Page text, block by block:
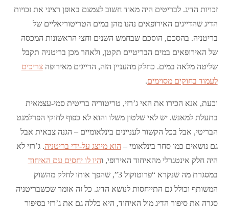
זכויות הדיג. לבריטים היה מאוד חשוב לצמצם באופן רציני את זכויות
הדיג שהדייגים האירופאים נהנו מהן במים הטריטוריאליים של
בריטניה. בהסכם, הוסכם שבחמש השנים וחצי הראשונות המכסה
של האירופאים במים הבריטיים תקטן, ולאחר מכן בריטניה תקבל
שליטה מלאה במים. כחלק מהעניין הזה, הדייגים מאירופהצריכים
לעמוד בחוקים מסוימים.
וכעת, אנא הכירו את האי ג’רזי, טריטוריה בריטית סמי-עצמאית
בתעלת למאנש. יש לאי שלטון משלו והוא לא כפוף לחוקי הפרלמנט
הבריטי, אבל בכל הקשור לעניינים בינלאומיים – הגנה צבאית אבל
גם נושאים כמו סחר בינלאומי – הוא מיוצג על-ידי בריטניה. ג’רזי לא
היה חלק אינטגרלי מהאיחוד האירופי, והיו לו יחסים עם האיחוד
במסגרת מה שנקרא “פרוטוקול 3”, שהפך אותו לחלק מהשוק
המשותף וכולל גם התייחסות לנושא הדיג. כל זה אומר שכשבריטניה
סגרה את סיפור הדיג מול האיחוד, היא כללה גם את ג’רזי בסיפור